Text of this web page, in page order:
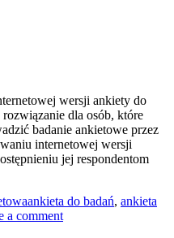
wersji ankiety do
dla osób, które
badanie ankietowe przez
internetowej wersji
jej respondentom
ankieta do badań, ankieta
a comment